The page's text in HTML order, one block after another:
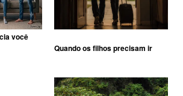
você
Quando os filhos precisam ir